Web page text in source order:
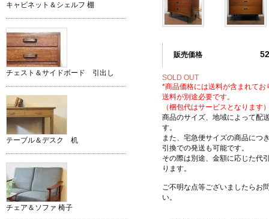
販売価格
SOLD OUT
*商品価格には送料が含まれてお
送料が別途必要です。
（梱包代はサービスとなります
商品のサイズ、地域によって配
す。
また、宅急便サイズの商品につ
引換での発送も可能です。
その際は別途、金額に応じた代
ります。
ご不明な点等ございましたらお
い。
キャビネット＆シェルフ 棚
チェスト＆サイドボード 引出し
テーブル＆デスク 机
チェア＆ソファ 椅子